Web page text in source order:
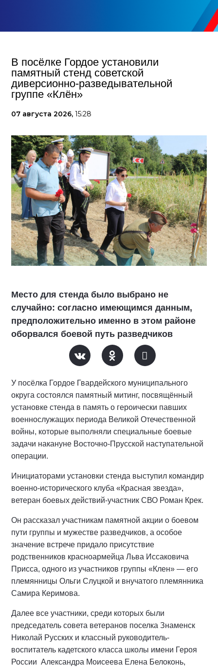
В посёлке Гордое установили
памятный стенд советской
диверсионно-разведывательной
группе «Клён»
07 августа 2026, 15:28
Место для стенда было выбрано не
случайно: согласно имеющимся данным,
предположительно именно в этом районе
оборвался боевой путь разведчиков
У посёлка Гордое Гвардейского муниципального
округа состоялся памятный митинг, посвящённый
установке стенда в память о героически павших
военнослужащих периода Великой Отечественной
войны, которые выполняли специальные боевые
задачи накануне Восточно-Прусской наступательной
операции.
Инициаторами установки стенда выступил командир
военно-исторического клуба «Красная звезда»,
ветеран боевых действий-участник СВО Роман Крек.
Он рассказал участникам памятной акции о боевом
пути группы и мужестве разведчиков, а особое
значение встрече придало присутствие
родственников красноармейца Льва Иссаковича
Присса, одного из участников группы «Клен» — его
племянницы Ольги Слуцкой и внучатого племянника
Самира Керимова.
Далее все участники, среди которых были
председатель совета ветеранов поселка Знаменск
Николай Русских и классный руководитель-
воспитатель кадетского класса школы имени Героя
России Александра Моисеева Елена Белоконь,